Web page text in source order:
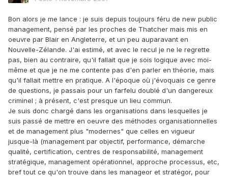
Bon alors je me lance : je suis depuis toujours féru de new public
management, pensé par les proches de Thatcher mais mis en
oeuvre par Blair en Angleterre, et un peu auparavant en
Nouvelle-Zélande. J'ai estimé, et avec le recul je ne le regrette
pas, bien au contraire, qu'il fallait que je sois logique avec moi-
même et que je ne me contente pas d'en parler en théorie, mais
qu'il fallait mettre en pratique. A l'époque où j'évoquais ce genre
de questions, je passais pour un farfelu doublé d'un dangereux
criminel ; à présent, c'est presque un lieu commun.
Je suis donc chargé dans les organisations dans lesquelles je
suis passé de mettre en oeuvre des méthodes organisationnelles
et de management plus "modernes" que celles en vigueur
jusque-là (management par objectif, performance, démarche
qualité, certification, centres de responsabilité, management
stratégique, management opérationnel, approche processus, etc,
bref tout ce qu'on trouve dans les manageor et stratégor, pour